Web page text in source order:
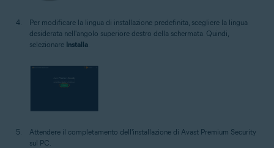
Per modificare la lingua di installazione predefinita, scegliere la lingua
desiderata nell'angolo superiore destro della schermata. Quindi,
selezionare Installa
Attendere il completamento dell'installazione di Avast Premium Security
sul PC.